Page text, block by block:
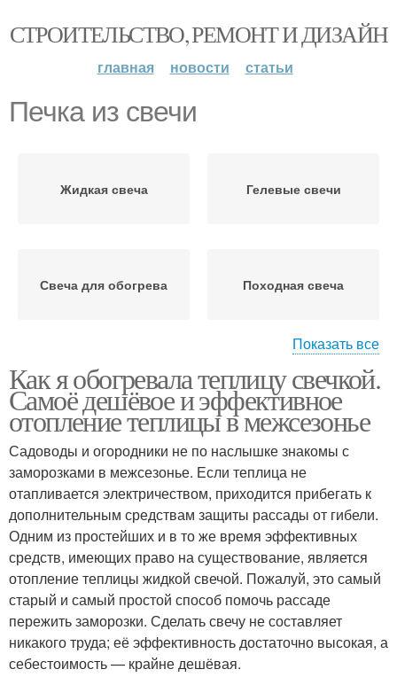
СТРОИТЕЛЬСТВО, РЕМОНТ И ДИЗАЙН
главная новости статьи
Печка из свечи
Жидкая свеча Гелевые свечи
Свеча для обогрева Походная свеча
Свеча с маслом Жидкие свечи
Обогреватель на
жидких свечах
Печка из свечки
Финская свеча Парафиновые свечи
Простые свечи
Показать все
Как я обогревала теплицу свечкой.
Самоё дешёвое и эффективное
отопление теплицы в межсезонье
Садоводы и огородники не по наслышке знакомы с
заморозками в межсезонье. Если теплица не
отапливается электричеством, приходится прибегать к
дополнительным средствам защиты рассады от гибели.
Одним из простейших и в то же время эффективных
средств, имеющих право на существование, является
отопление теплицы жидкой свечой. Пожалуй, это самый
старый и самый простой способ помочь рассаде
пережить заморозки. Сделать свечу не составляет
никакого труда; её эффективность достаточно высокая, а
себестоимость — крайне дешёвая.